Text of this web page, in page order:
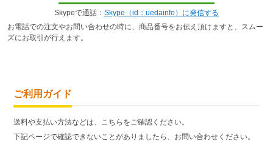
Skypeで通話： Skype（id：uedainfo）に発信する
お電話での注文やお問い合わせの時に、商品番号をお伝え頂けますと、スムー
ズにお取引が行えます。
ご利用ガイド
送料や支払い方法などは、こちらをご確認ください。
下記ページで確認できないことがありましたら、お問い合わせください。